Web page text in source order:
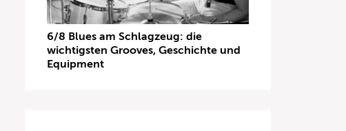
6/8 Blues am Schlagzeug: die
wichtigsten Grooves, Geschichte und
Equipment